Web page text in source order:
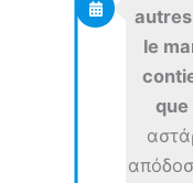
le
que